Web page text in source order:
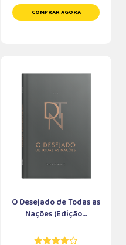
COMPRAR AGORA
O Desejado de Todas as
Nações (Edição...